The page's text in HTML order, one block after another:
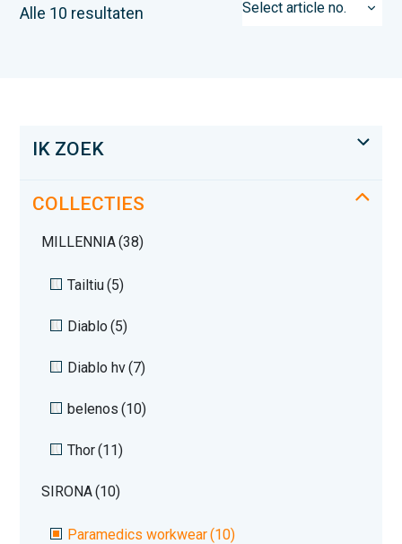
Alle 10 resultaten
IK ZOEK
COLLECTIES
MILLENNIA(38)
Tailtiu(5)
Diablo(5)
Diablo hv(7)
belenos (10)
Thor(11)
SIRONA(10)
Paramedics workwear(10)